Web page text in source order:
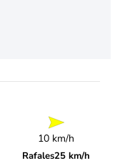
10 km/h
Rafales25 km/h